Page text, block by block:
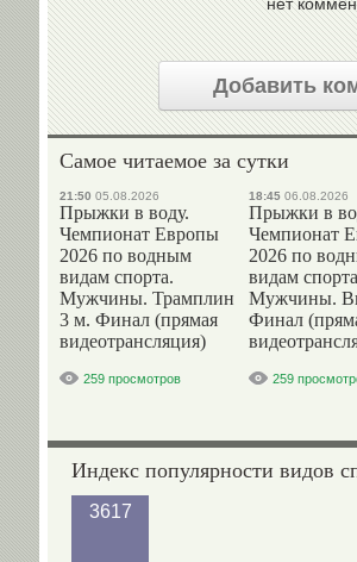
нет
Добавить
Самое читаемое за сутки
21:50 05.08.2026
Прыжки в воду.
Чемпионат Европы
2026 по водным
видам спорта.
Мужчины. Трамплин
3 м. Финал (прямая
видеотрансляция)
259 просмотров
18:45 06.08.2026
Прыжки в
Чемпионат
2026 по
видам
Мужчины.
Финал
259
Индекс популярности видов
3617